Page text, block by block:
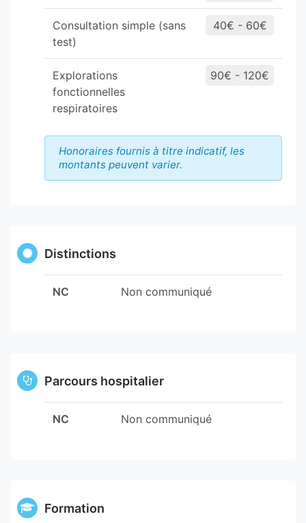
Consultation simple (sans
test)
40€ - 60€
Explorations
fonctionnelles
respiratoires
90€ - 120€
Honoraires fournis à titre indicatif, les
montants peuvent varier.
Distinctions
NC Non communiqué
Parcours hospitalier
NC Non communiqué
Formation